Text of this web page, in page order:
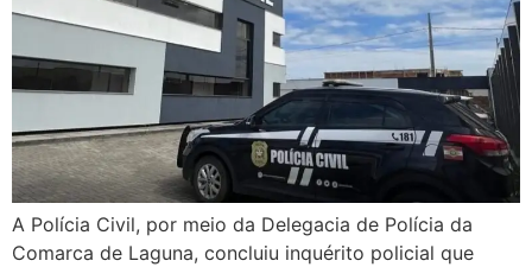
A Polícia Civil, por meio da Delegacia de Polícia da
Comarca de Laguna, concluiu inquérito policial que